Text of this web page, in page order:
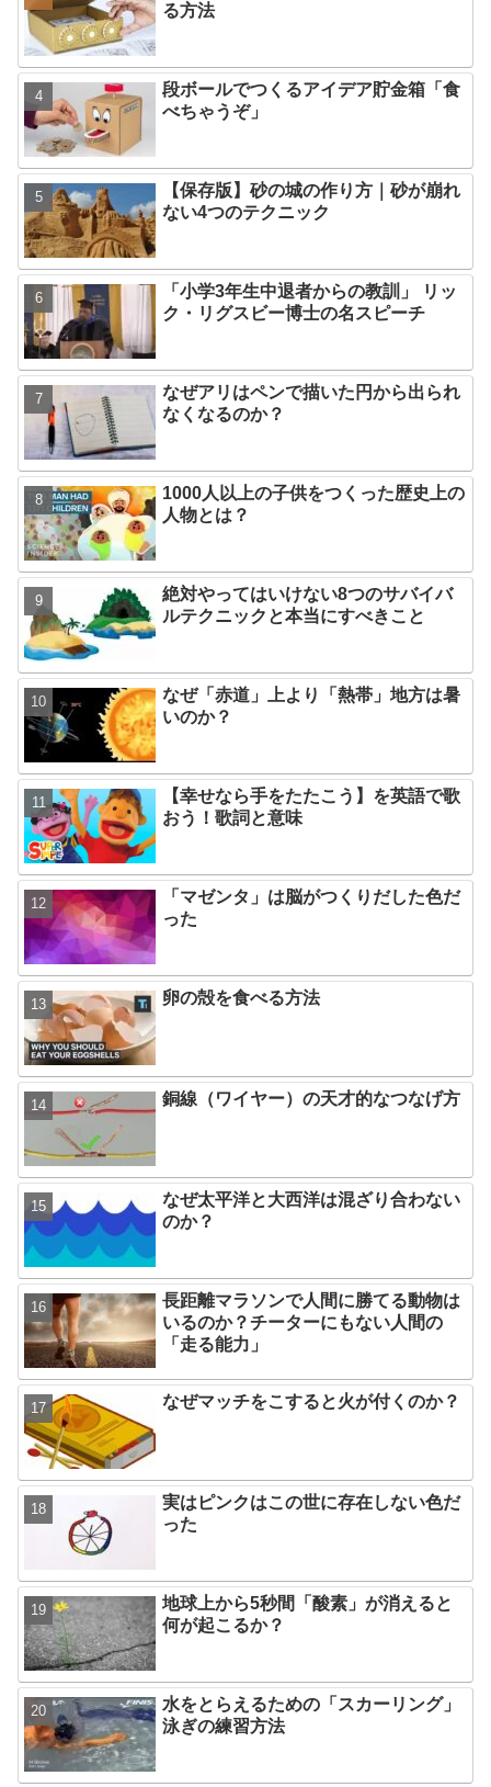
る方法
段ボールでつくるアイデア貯金箱「食
べちゃうぞ」
【保存版】砂の城の作り方｜砂が崩れ
ない4つのテクニック
「小学3年生中退者からの教訓」 リッ
ク・リグスビー博士の名スピーチ
なぜアリはペンで描いた円から出られ
なくなるのか？
1000人以上の子供をつくった歴史上の
人物とは？
絶対やってはいけない8つのサバイバ
ルテクニックと本当にすべきこと
なぜ「赤道」上より「熱帯」地方は暑
いのか？
【幸せなら手をたたこう】を英語で歌
おう！歌詞と意味
「マゼンタ」は脳がつくりだした色だ
った
卵の殻を食べる方法
銅線（ワイヤー）の天才的なつなげ方
なぜ太平洋と大西洋は混ざり合わない
のか？
長距離マラソンで人間に勝てる動物は
いるのか？チーターにもない人間の
「走る能力」
なぜマッチをこすると火が付くのか？
実はピンクはこの世に存在しない色だ
った
地球上から5秒間「酸素」が消えると
何が起こるか？
水をとらえるための「スカーリング」
泳ぎの練習方法